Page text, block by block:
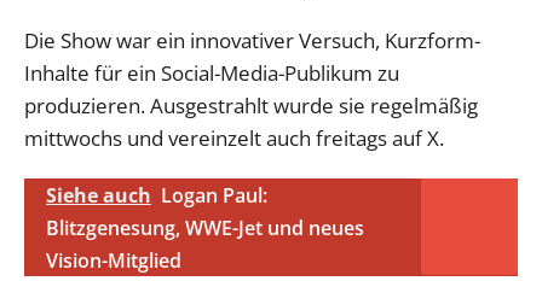
Die Show war ein innovativer Versuch, Kurzform-
Inhalte für ein Social-Media-Publikum zu
produzieren. Ausgestrahlt wurde sie regelmäßig
mittwochs und vereinzelt auch freitags auf X.
Siehe auch Logan Paul:
Blitzgenesung, WWE-Jet und neues
Vision-Mitglied